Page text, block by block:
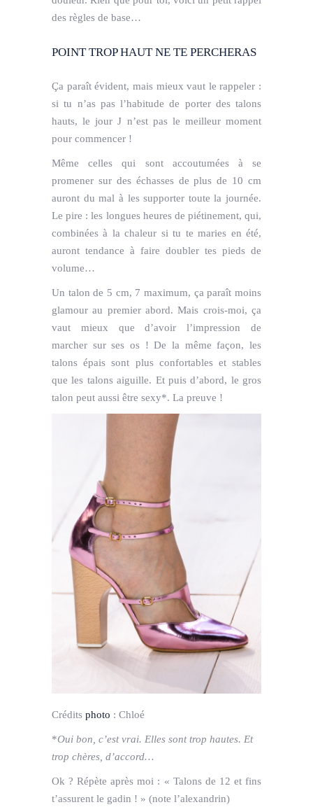
des règles de base…
POINT TROP HAUT NE TE PERCHERAS
Ça paraît évident, mais mieux vaut le rappeler :
si tu n’as pas l’habitude de porter des talons
hauts, le jour J n’est pas le meilleur moment
pour commencer !
Même celles qui sont accoutumées à se
promener sur des échasses de plus de 10 cm
auront du mal à les supporter toute la journée.
Le pire : les longues heures de piétinement, qui,
combinées à la chaleur si tu te maries en été,
auront tendance à faire doubler tes pieds de
volume…
Un talon de 5 cm, 7 maximum, ça paraît moins
glamour au premier abord. Mais crois-moi, ça
vaut mieux que d’avoir l’impression de
marcher sur ses os ! De la même façon, les
talons épais sont plus confortables et stables
que les talons aiguille. Et puis d’abord, le gros
talon peut aussi être sexy*. La preuve !
Crédits photo : Chloé
*Oui bon, c’est vrai. Elles sont trop hautes. Et
trop chères, d’accord…
Ok ? Répète après moi : « Talons de 12 et fins
t’assurent le gadin ! » (note l’alexandrin)